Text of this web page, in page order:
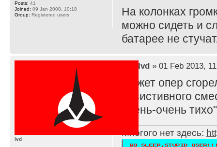
На колонках
можно сидеть и
батарее не
Posts: 41
Joined: 09 Jan 2008, 10:18
Group: Registered users
lvd» 01 Feb 2013,
Может опер
резистивного
очень-очень
Многого нет здесь:
lvd